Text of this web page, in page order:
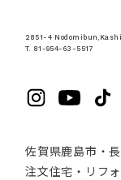
2851-4
T. 81-954-63-5517
佐賀県鹿島市・
注文住宅・リフ